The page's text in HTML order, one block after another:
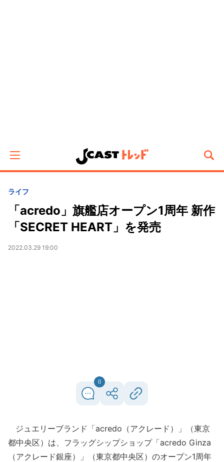
ライフ
「acredo」旗艦店オープン1周年 新作
「SECRET HEART」を発売
2022.03.29 19:00
0
ジュエリーブランド「acredo（アクレード）」（東京
都中央区）は、フラッグシップショップ「acredo Ginza
（アクレード銀座）」（東京都中央区）のオープン1周年